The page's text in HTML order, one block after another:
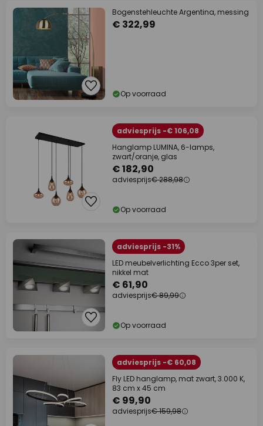
Bogenstehleuchte Argentina, messing
€ 322,99
Op voorraad
adviesprijs -€ 106,08
Hanglamp LUMINA, 6-lamps,
zwart/oranje, glas
€ 182,90
adviesprijs€ 288,98
Op voorraad
adviesprijs -31%
LED meubelverlichting Ecco 3per set,
nikkel mat
€ 61,90
adviesprijs€ 89,99
Op voorraad
adviesprijs -€ 60,08
Fly LED hanglamp, mat zwart, 3.000 K,
83 cm x 45 cm
€ 99,90
adviesprijs€ 159,98